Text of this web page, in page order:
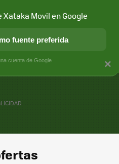
APLICACIONES
×
Xataka Movil en Google
fuente preferida
cuenta de Google